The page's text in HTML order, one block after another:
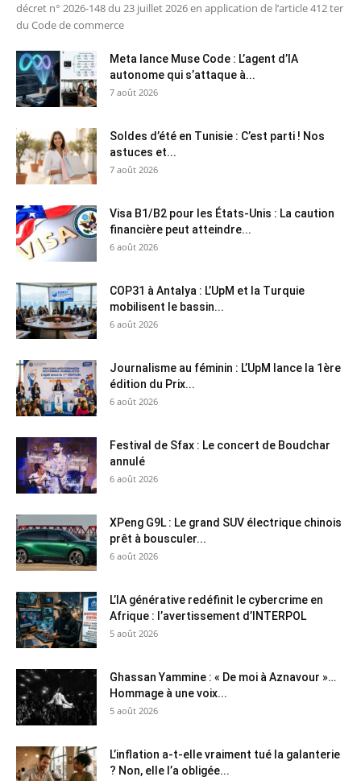
décret n° 2026-148 du 23 juillet 2026 en application de l’article 412 ter
du Code de commerce
Meta lance Muse Code : L’agent d’IA
autonome qui s’attaque à...
7 août 2026
Soldes d’été en Tunisie : C’est parti ! Nos
astuces et...
7 août 2026
Visa B1/B2 pour les États-Unis : La caution
financière peut atteindre...
6 août 2026
COP31 à Antalya : L’UpM et la Turquie
mobilisent le bassin...
6 août 2026
Journalisme au féminin : L’UpM lance la 1ère
édition du Prix...
6 août 2026
Festival de Sfax : Le concert de Boudchar
annulé
6 août 2026
XPeng G9L : Le grand SUV électrique chinois
prêt à bousculer...
6 août 2026
L’IA générative redéfinit le cybercrime en
Afrique : l’avertissement d’INTERPOL
5 août 2026
Ghassan Yammine : « De moi à Aznavour »…
Hommage à une voix...
5 août 2026
L’inflation a-t-elle vraiment tué la galanterie
? Non, elle l’a obligée...